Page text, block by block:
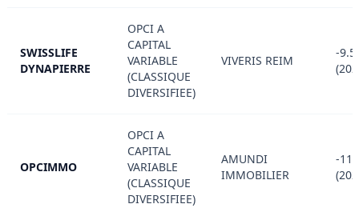
SWISSLIFE
DYNAPIERRE
OPCI A
CAPITAL
VARIABLE
(CLASSIQUE
DIVERSIFIEE)
VIVERIS REIM
-
OPCIMMO
OPCI A
CAPITAL
VARIABLE
(CLASSIQUE
DIVERSIFIEE)
AMUNDI
IMMOBILIER
-